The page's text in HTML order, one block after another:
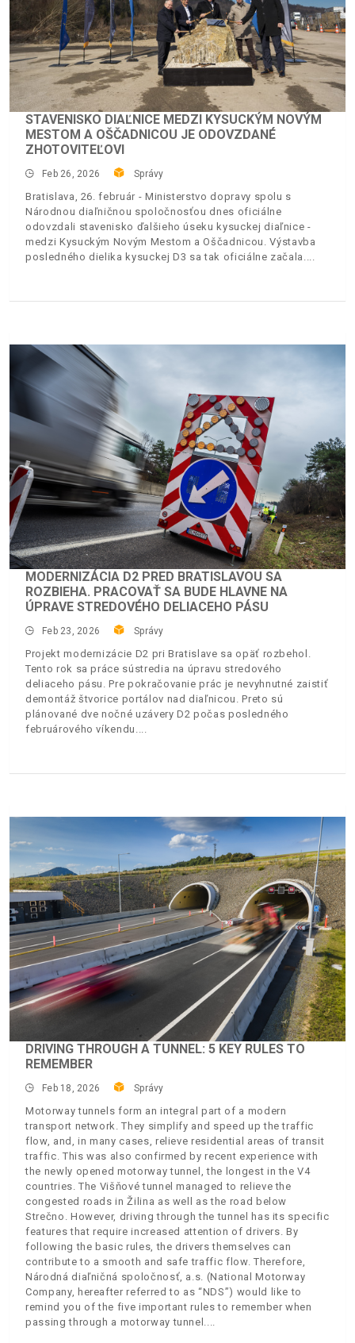
STAVENISKO DIAĽNICE MEDZI KYSUCKÝM NOVÝM
MESTOM A OŠČADNICOU JE ODOVZDANÉ
ZHOTOVITEĽOVI
Feb 26, 2026 Správy
Bratislava, 26. február - Ministerstvo dopravy spolu s
Národnou diaľničnou spoločnosťou dnes oficiálne
odovzdali stavenisko ďalšieho úseku kysuckej diaľnice -
medzi Kysuckým Novým Mestom a Oščadnicou. Výstavba
posledného dielika kysuckej D3 sa tak oficiálne začala.
MODERNIZÁCIA D2 PRED BRATISLAVOU SA
ROZBIEHA. PRACOVAŤ SA BUDE HLAVNE NA
ÚPRAVE STREDOVÉHO DELIACEHO PÁSU
Feb 23, 2026 Správy
Projekt modernizácie D2 pri Bratislave sa opäť rozbehol.
Tento rok sa práce sústredia na úpravu stredového
deliaceho pásu. Pre pokračovanie prác je nevyhnutné zaistiť
demontáž štvorice portálov nad diaľnicou. Preto sú
plánované dve nočné uzávery D2 počas posledného
februárového víkendu.
DRIVING THROUGH A TUNNEL: 5 KEY RULES TO
REMEMBER
Feb 18, 2026 Správy
Motorway tunnels form an integral part of a modern
transport network. They simplify and speed up the traffic
flow, and, in many cases, relieve residential areas of transit
traffic. This was also confirmed by recent experience with
the newly opened motorway tunnel, the longest in the V4
countries. The Višňové tunnel managed to relieve the
congested roads in Žilina as well as the road below
Strečno. However, driving through the tunnel has its specific
features that require increased attention of drivers. By
following the basic rules, the drivers themselves can
contribute to a smooth and safe traffic flow. Therefore,
Národná diaľničná spoločnosť, a.s. (National Motorway
Company, hereafter referred to as “NDS”) would like to
remind you of the five important rules to remember when
passing through a motorway tunnel.